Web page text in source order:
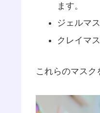
ます。
ジェルマ
クレイマ
これらのマスク